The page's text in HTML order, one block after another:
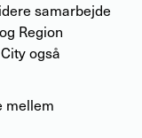
samarbejde
Region
også
mellem